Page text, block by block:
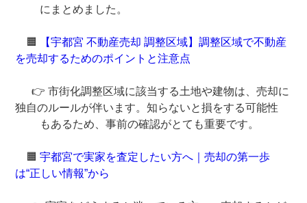
にまとめました。
🟧
【宇都宮 不動産売却 調整区域】調整区域で不動産
を売却するためのポイントと注意点
👉 市街化調整区域に該当する土地や建物は、売却に
独自のルールが伴います。知らないと損をする可能性
もあるため、事前の確認がとても重要です。
🟧宇都宮で実家を査定したい方へ｜売却の第一歩
は“正しい情報”から